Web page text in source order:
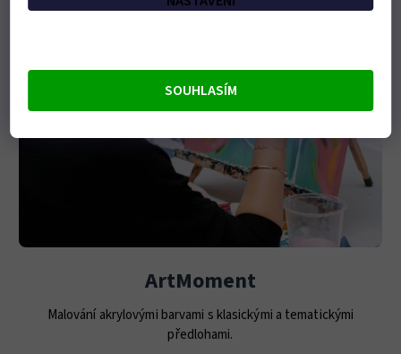
ArtMoment
Malování akrylovými barvami s klasickými a tematickými
předlohami.
SOUHLASÍM